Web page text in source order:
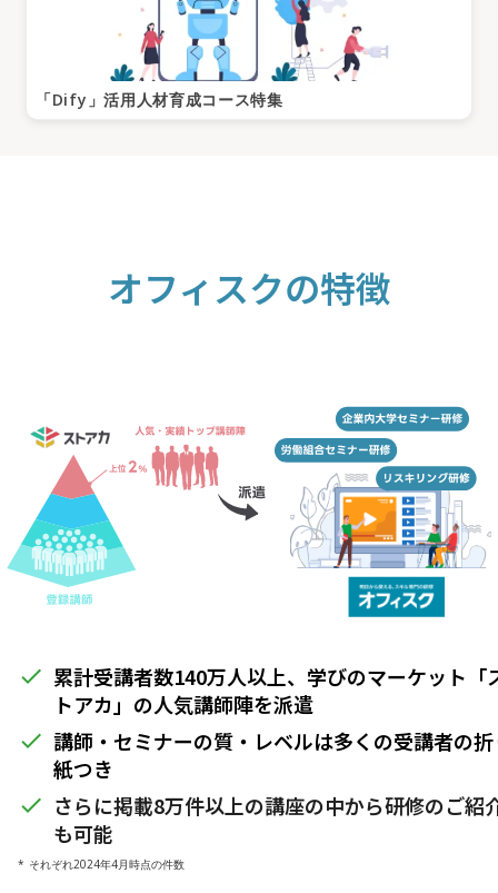
「Dify」活用人材育成コース特集
オフィスクの特徴
done 累計受講者数140万人以上、学びのマーケット「
トアカ」の人気講師陣を派遣
done 講師・セミナーの質・レベルは多くの受講者の
紙つき
done さらに掲載8万件以上の講座の中から研修のご紹
も可能
* それぞれ2024年4月時点の件数